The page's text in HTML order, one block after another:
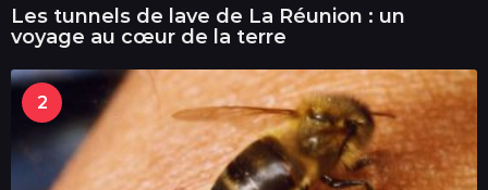
Les tunnels de lave de La Réunion : un
voyage au cœur de la terre
2